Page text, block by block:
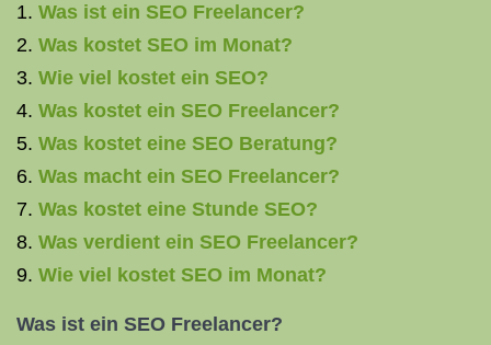
Was ist ein SEO Freelancer?
Was kostet SEO im Monat?
Wie viel kostet ein SEO?
Was kostet ein SEO Freelancer?
Was kostet eine SEO Beratung?
Was macht ein SEO Freelancer?
Was kostet eine Stunde SEO?
Was verdient ein SEO Freelancer?
Wie viel kostet SEO im Monat?
Was ist ein SEO Freelancer?